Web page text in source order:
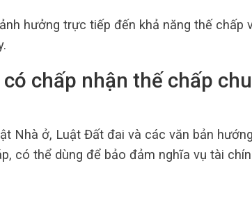
hưởng trực tiếp đến khả năng thế chấp
chấp nhận thế chấp
Nhà ở, Luật Đất đai và các văn bản
có thể dùng để bảo đảm nghĩa vụ tài